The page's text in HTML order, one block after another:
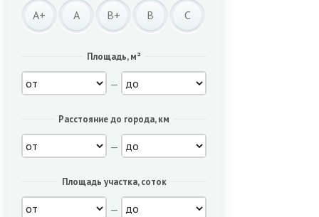
A+ A B+ B C
Площадь, м²
—
Расстояние до города, км
—
Площадь участка, соток
—